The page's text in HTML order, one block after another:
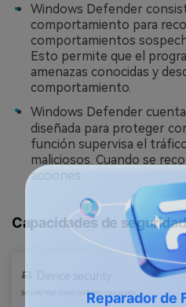
Windows Defender
comportamiento para
comportamientos
Esto permite que el
amenazas conocidas y
comportamiento.
Windows Defender
diseñada para proteger
función supervisa el
maliciosos. Cuando se
acciones.
Capacidades de